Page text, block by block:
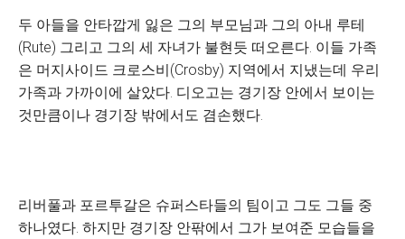
두 아들을 안타깝게 잃은 그의 부모님과 그의 아내 루테
(Rute) 그리고 그의 세 자녀가 불현듯 떠오른다. 이들 가족
은 머지사이드 크로스비(Crosby) 지역에서 지냈는데 우리
가족과 가까이에 살았다. 디오고는 경기장 안에서 보이는
것만큼이나 경기장 밖에서도 겸손했다.
리버풀과 포르투갈은 슈퍼스타들의 팀이고 그도 그들 중
하나였다. 하지만 경기장 안팎에서 그가 보여준 모습들을